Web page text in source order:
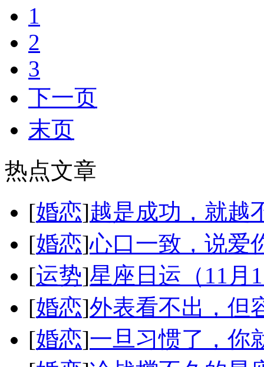
1
2
3
下一页
末页
热点文章
[婚恋]越是成功，就越
[婚恋]心口一致，说爱
[运势]星座日运（11月
[婚恋]外表看不出，但
[婚恋]一旦习惯了，你